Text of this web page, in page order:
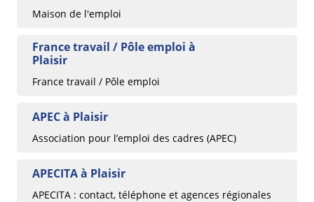
Maison de l'emploi
France travail / Pôle emploi à
Plaisir
France travail / Pôle emploi
APEC à Plaisir
Association pour l’emploi des cadres (APEC)
APECITA à Plaisir
APECITA : contact, téléphone et agences régionales